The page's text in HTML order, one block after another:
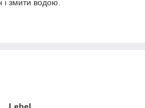
і змити водою.
Lebel